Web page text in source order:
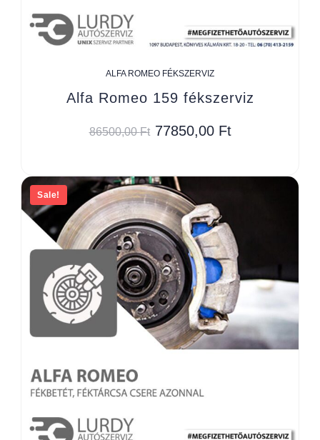
ALFA ROMEO FÉKSZERVIZ
Alfa Romeo 159 fékszerviz
86500,00Ft 77850,00 Ft
Sale!